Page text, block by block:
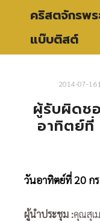
คริสตจักรพ
แบ๊บติสต์
2014-07-16
ผู้รับผิดช
อาทิตย์ที่
วันอาทิตย์ที่ 20 ก
ผู้นำประชุม :คุณสุเ